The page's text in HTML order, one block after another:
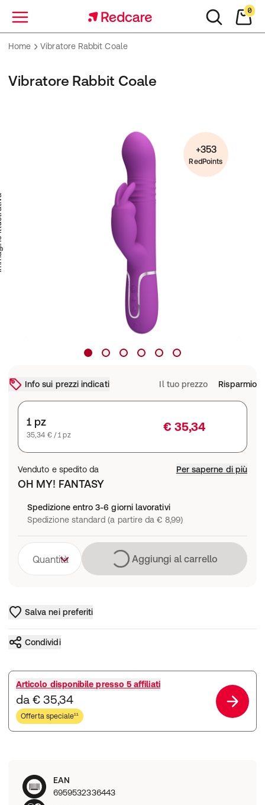
Menu
0
Home Vibratore Rabbit Coale
Vibratore Rabbit Coale
+353
RedPoints
Info sui prezzi indicati Il tuo prezzo Risparmio
1 pz
35,34 € / 1 pz
€ 35,34
Venduto e spedito da Per saperne di più
OH MY! FANTASY
Spedizione entro 3-6 giorni lavorativi
Spedizione standard (a partire da € 8,99)
Quantità Caricamento in
Aggiungi al carrello
Salva nei preferiti
Condividi
Articolo disponibile presso 5 affiliati
da € 35,34
Offerta speciale¹¹
EAN
6959532336443